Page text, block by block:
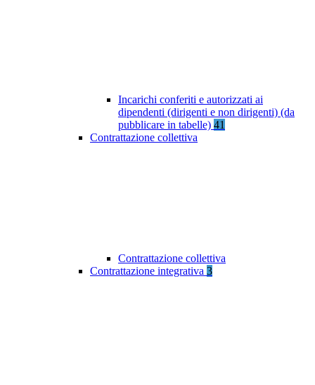
Incarichi conferiti e autorizzati ai
dipendenti (dirigenti e non dirigenti) (da
pubblicare in tabelle) 41
Contrattazione collettiva
Contrattazione collettiva
Contrattazione integrativa 3